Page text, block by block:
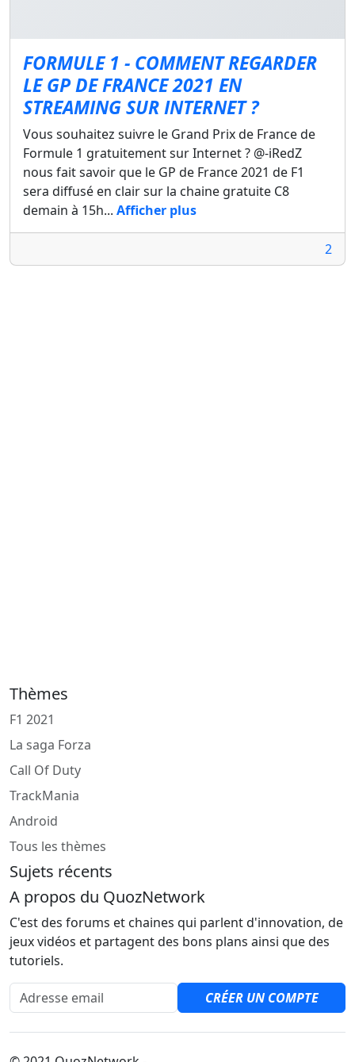
FORMULE 1 - COMMENT REGARDER
LE GP DE FRANCE 2021 EN
STREAMING SUR INTERNET ?
Vous souhaitez suivre le Grand Prix de France de
Formule 1 gratuitement sur Internet ? @-iRedZ
nous fait savoir que le GP de France 2021 de F1
sera diffusé en clair sur la chaine gratuite C8
demain à 15h... Afficher plus
2
Thèmes
F1 2021
La saga Forza
Call Of Duty
TrackMania
Android
Tous les thèmes
Sujets récents
A propos du QuozNetwork
C'est des forums et chaines qui parlent d'innovation, de
jeux vidéos et partagent des bons plans ainsi que des
tutoriels.
Adresse email
CRÉER UN COMPTE